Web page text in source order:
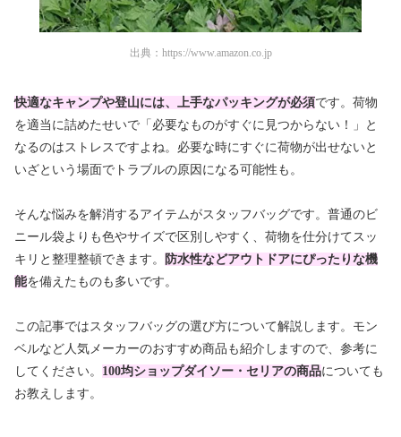
出典： https://www.amazon.co.jp
快適なキャンプや登山には、上手なパッキングが必須です。荷物
を適当に詰めたせいで「必要なものがすぐに見つからない！」と
なるのはストレスですよね。必要な時にすぐに荷物が出せないと
いざという場面でトラブルの原因になる可能性も。
そんな悩みを解消するアイテムがスタッフバッグです。普通のビ
ニール袋よりも色やサイズで区別しやすく、荷物を仕分けてスッ
キリと整理整頓できます。
防水性などアウトドアにぴったりな機
能を備えたものも多いです。
この記事ではスタッフバッグの選び方について解説します。モン
ベルなど人気メーカーのおすすめ商品も紹介しますので、参考に
してください。 100均ショップダイソー・セリアの商品についても
お教えします。